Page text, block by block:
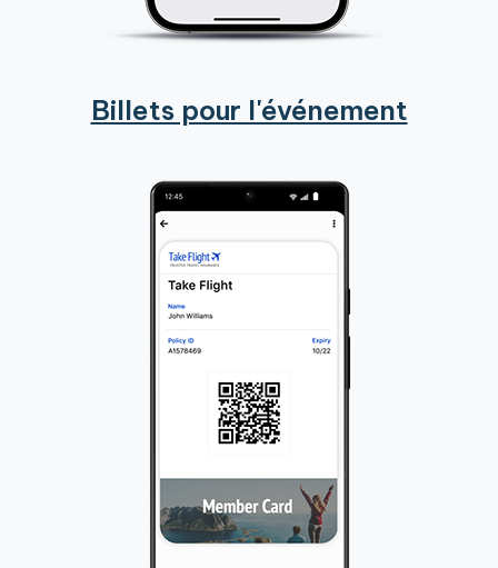
Billets pour l'événement